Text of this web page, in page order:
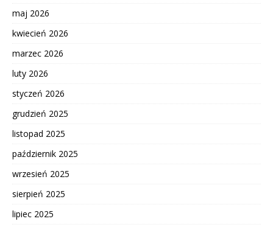
maj 2026
kwiecień 2026
marzec 2026
luty 2026
styczeń 2026
grudzień 2025
listopad 2025
październik 2025
wrzesień 2025
sierpień 2025
lipiec 2025